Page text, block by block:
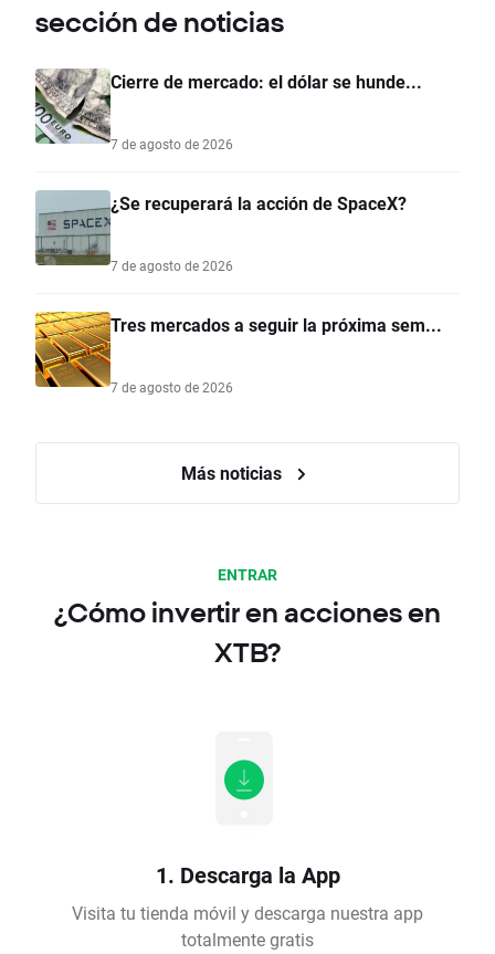
sección de noticias
Cierre de mercado: el dólar se hunde...
7 de agosto de 2026
¿Se recuperará la acción de SpaceX?
7 de agosto de 2026
Tres mercados a seguir la próxima sem...
7 de agosto de 2026
Más noticias
ENTRAR
¿Cómo invertir en acciones en
XTB?
1. Descarga la App
Visita tu tienda móvil y descarga nuestra app
totalmente gratis